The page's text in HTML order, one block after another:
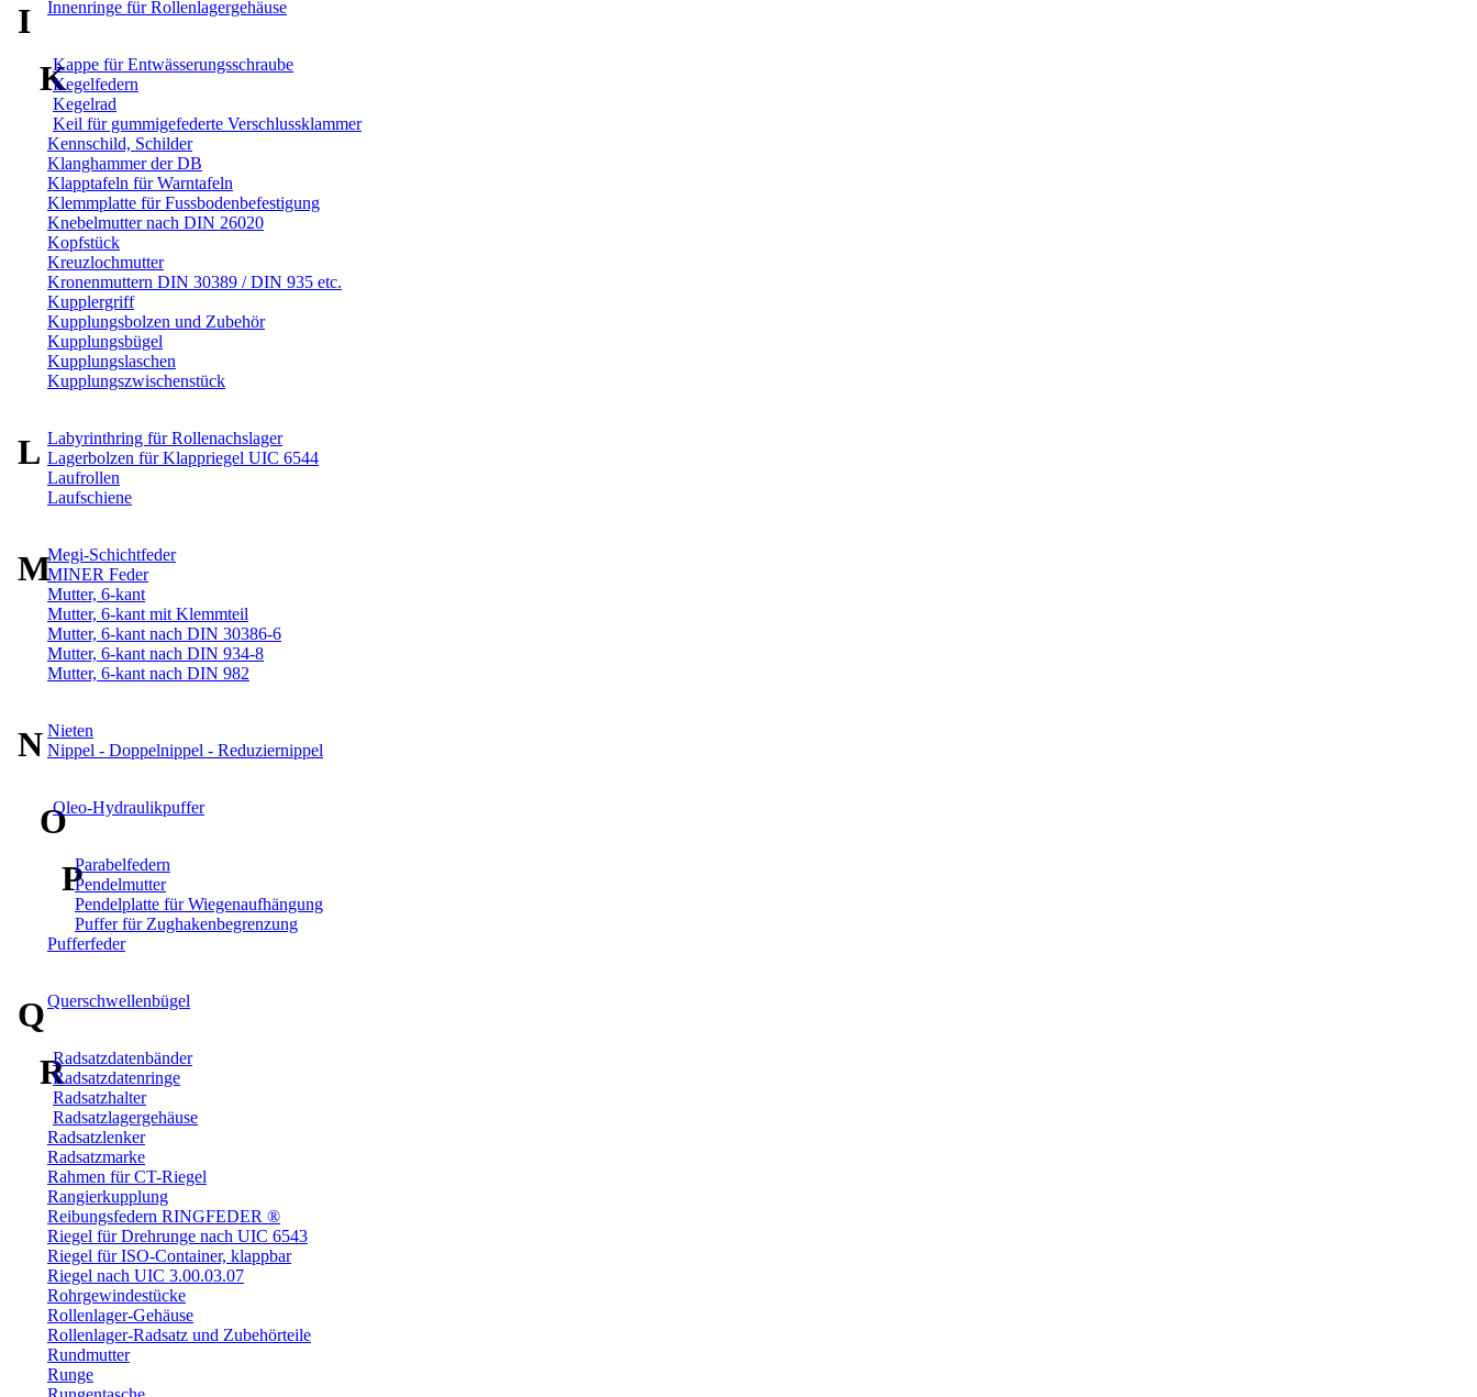
I Innenringe für Rollenlagergehäuse
K
Kappe für Entwässerungsschraube
Kegelfedern
Kegelrad
Keil für gummigefederte Verschlussklammer
Kennschild, Schilder
Klanghammer der DB
Klapptafeln für Warntafeln
Klemmplatte für Fussbodenbefestigung
Knebelmutter nach DIN 26020
Kopfstück
Kreuzlochmutter
Kronenmuttern DIN 30389 / DIN 935 etc.
Kupplergriff
Kupplungsbolzen und Zubehör
Kupplungsbügel
Kupplungslaschen
Kupplungszwischenstück
LLabyrinthring für Rollenachslager
Lagerbolzen für Klappriegel UIC 6544
Laufrollen
Laufschiene
MMegi-Schichtfeder
MINER Feder
Mutter, 6-kant
Mutter, 6-kant mit Klemmteil
Mutter, 6-kant nach DIN 30386-6
Mutter, 6-kant nach DIN 934-8
Mutter, 6-kant nach DIN 982
NNieten
Nippel - Doppelnippel - Reduziernippel
O
Oleo-Hydraulikpuffer
PParabelfedern
Pendelmutter
Pendelplatte für Wiegenaufhängung
Puffer für Zughakenbegrenzung
Pufferfeder
QQuerschwellenbügel
R
Radsatzdatenbänder
Radsatzdatenringe
Radsatzhalter
Radsatzlagergehäuse
Radsatzlenker
Radsatzmarke
Rahmen für CT-Riegel
Rangierkupplung
Reibungsfedern RINGFEDER ®
Riegel für Drehrunge nach UIC 6543
Riegel für ISO-Container, klappbar
Riegel nach UIC 3.00.03.07
Rohrgewindestücke
Rollenlager-Gehäuse
Rollenlager-Radsatz und Zubehörteile
Rundmutter
Runge